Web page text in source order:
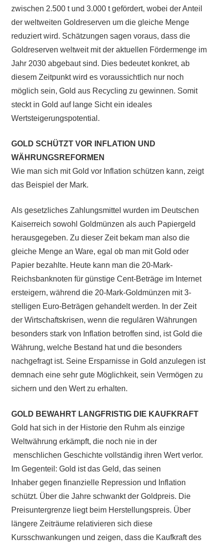
zwischen 2.500 t und 3.000 t gefördert, wobei der Anteil
der weltweiten Goldreserven um die gleiche Menge
reduziert wird. Schätzungen sagen voraus, dass die
Goldreserven weltweit mit der aktuellen Fördermenge im
Jahr 2030 abgebaut sind. Dies bedeutet konkret, ab
diesem Zeitpunkt wird es voraussichtlich nur noch
möglich sein, Gold aus Recycling zu gewinnen. Somit
steckt in Gold auf lange Sicht ein ideales
Wertsteigerungspotential.
GOLD SCHÜTZT VOR INFLATION UND
WÄHRUNGSREFORMEN
Wie man sich mit Gold vor Inflation schützen kann, zeigt
das Beispiel der Mark.
Als gesetzliches Zahlungsmittel wurden im Deutschen
Kaiserreich sowohl Goldmünzen als auch Papiergeld
herausgegeben. Zu dieser Zeit bekam man also die
gleiche Menge an Ware, egal ob man mit Gold oder
Papier bezahlte. Heute kann man die 20-Mark-
Reichsbanknoten für günstige Cent-Beträge im Internet
ersteigern, während die 20-Mark-Goldmünzen mit 3-
stelligen Euro-Beträgen gehandelt werden. In der Zeit
der Wirtschaftskrisen, wenn die regulären Währungen
besonders stark von Inflation betroffen sind, ist Gold die
Währung, welche Bestand hat und die besonders
nachgefragt ist. Seine Ersparnisse in Gold anzulegen ist
demnach eine sehr gute Möglichkeit, sein Vermögen zu
sichern und den Wert zu erhalten.
GOLD BEWAHRT LANGFRISTIG DIE KAUFKRAFT
Gold hat sich in der Historie den Ruhm als einzige
Weltwährung erkämpft, die noch nie in der
menschlichen Geschichte vollständig ihren Wert verlor.
Im Gegenteil: Gold ist das Geld, das seinen
Inhaber gegen finanzielle Repression und Inflation
schützt. Über die Jahre schwankt der Goldpreis. Die
Preisuntergrenze liegt beim Herstellungspreis. Über
längere Zeiträume relativieren sich diese
Kursschwankungen und zeigen, dass die Kaufkraft des